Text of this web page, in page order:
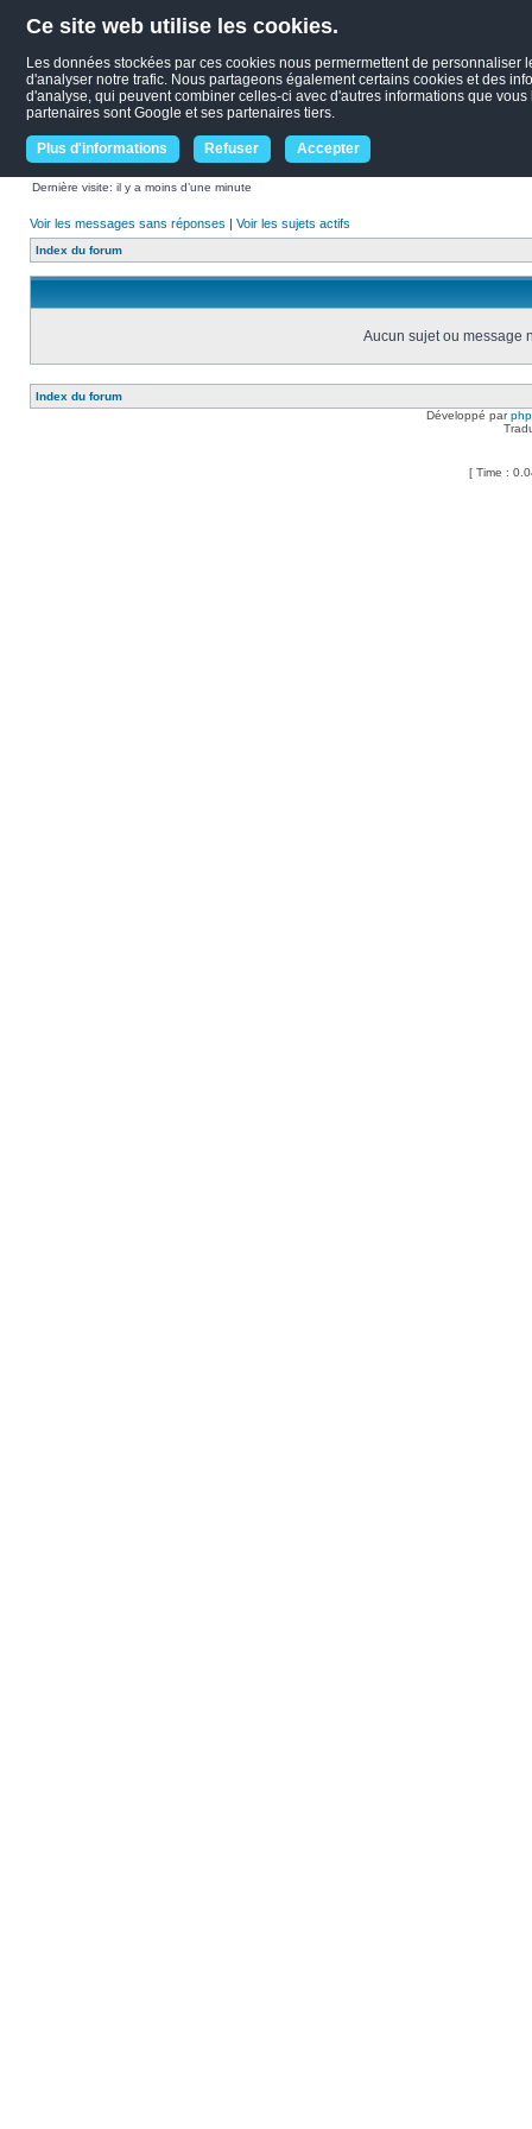
Ce site web utilise les cookies.
Les données stockées par ces cookies nous permermettent de
d'analyser notre trafic. Nous partageons également certains cookies et des
d'analyse, qui peuvent combiner celles-ci avec d'autres informations que
partenaires sont Google et ses partenaires tiers.
Plus d'informations Refuser Accepter
Dernière visite: il y a moins d’une minute
Voir les messages sans réponses | Voir les sujets actifs
Index du forum
Aucun sujet ou message
Index du forum
Développé par
[ Time :